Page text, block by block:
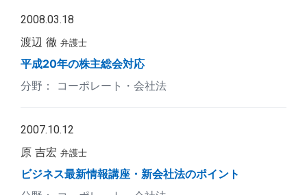
2008.03.18
渡辺 徹 弁護士
平成20年の株主総会対応
コーポレート・会社法
2007.10.12
原 吉宏 弁護士
ビジネス最新情報講座・新会社法のポイント